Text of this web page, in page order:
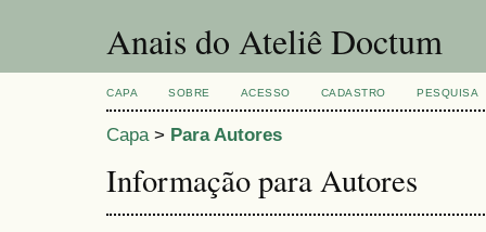
Anais do Ateliê Doctum
CAPA SOBRE ACESSO CADASTRO PESQUISA
Capa> Para Autores
Informação para Autores